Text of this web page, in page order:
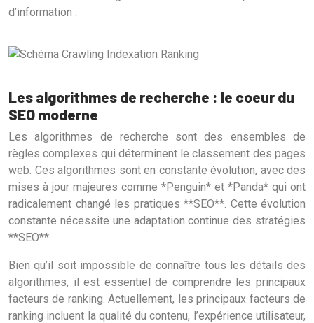
d’information :
Les algorithmes de recherche : le coeur du
SEO moderne
Les algorithmes de recherche sont des ensembles de
règles complexes qui déterminent le classement des pages
web. Ces algorithmes sont en constante évolution, avec des
mises à jour majeures comme *Penguin* et *Panda* qui ont
radicalement changé les pratiques **SEO**. Cette évolution
constante nécessite une adaptation continue des stratégies
**SEO**.
Bien qu’il soit impossible de connaître tous les détails des
algorithmes, il est essentiel de comprendre les principaux
facteurs de ranking. Actuellement, les principaux facteurs de
ranking incluent la qualité du contenu, l’expérience utilisateur,